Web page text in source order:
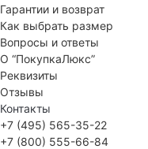
Гарантии и возврат
Как выбрать размер
Вопросы и ответы
О “ПокупкаЛюкс”
Реквизиты
Отзывы
Контакты
+7 (495) 565-35-22
+7 (800) 555-66-84